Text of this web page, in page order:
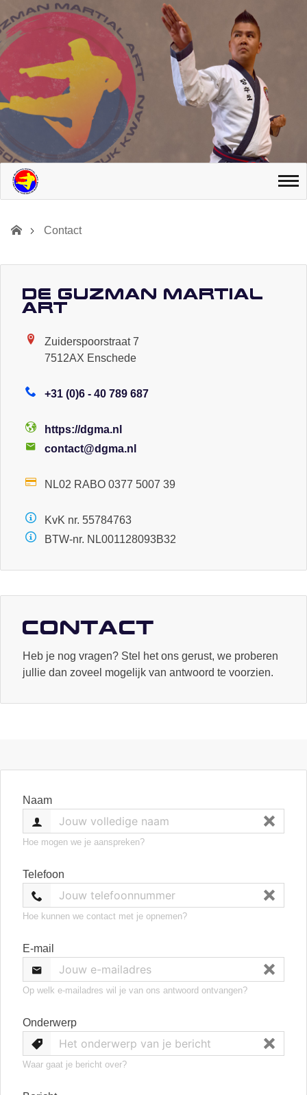
Contact
De Guzman Martial
Art
Zuiderspoorstraat 7
7512AX Enschede
+31 (0)6 - 40 789 687
https://dgma.nl
contact@dgma.nl
NL02 RABO 0377 5007 39
KvK nr. 55784763
BTW-nr. NL001128093B32
Contact
Heb je nog vragen? Stel het ons gerust, we proberen
jullie dan zoveel mogelijk van antwoord te voorzien.
Naam
Hoe mogen we je aanspreken?
Telefoon
Hoe kunnen we contact met je opnemen?
E-mail
Op welk e-mailadres wil je van ons antwoord ontvangen?
Onderwerp
Waar gaat je bericht over?